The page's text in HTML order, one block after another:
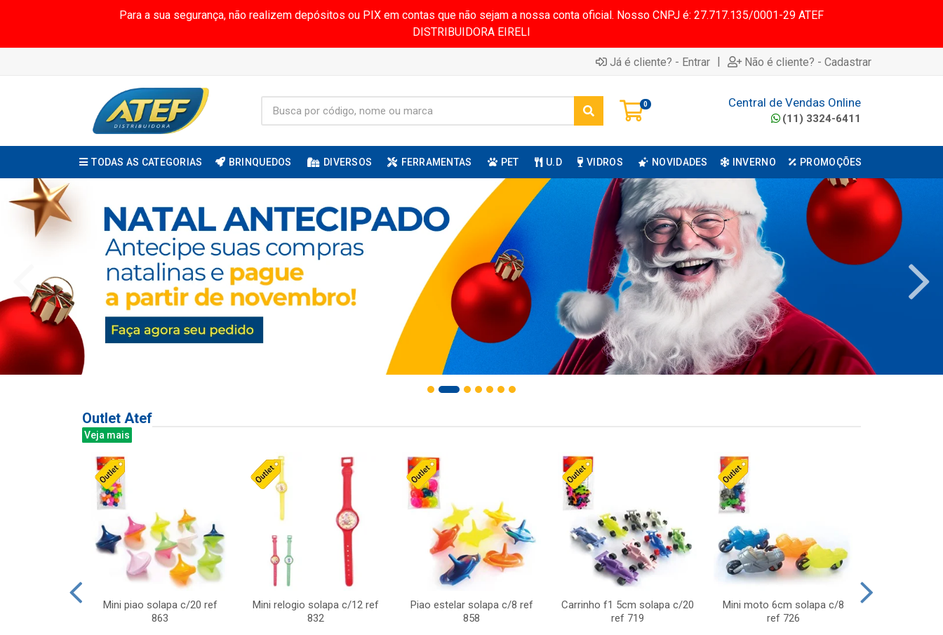
Para a sua segurança, não realizem depósitos ou PIX em contas que não sejam a nossa conta oficial. Nosso CNPJ é: 27.717.135/0001-29 ATEF
DISTRIBUIDORA EIRELI
Já é cliente? - Entrar | Não é cliente? - Cadastrar
0 Central de Vendas Online
(11) 3324-6411
TODAS AS CATEGORIAS BRINQUEDOS DIVERSOS FERRAMENTAS PET U.D VIDROS NOVIDADES INVERNO PROMOÇÕES
Outlet Atef
Veja mais
Mini piao solapa c/20 ref
863
Mini relogio solapa c/12 ref
832
Piao estelar solapa c/8 ref
858
Carrinho f1 5cm solapa c/20
ref 719
Mini moto 6cm solapa c/8
ref 726